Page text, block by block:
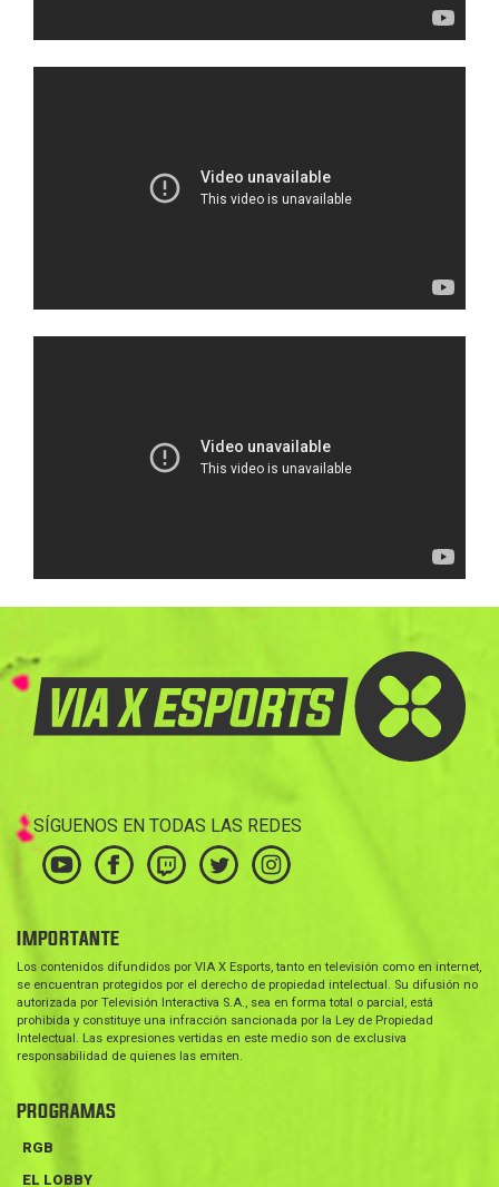
SÍGUENOS EN TODAS LAS REDES
IMPORTANTE
Los contenidos difundidos por VIA X Esports, tanto en televisión como en internet,
se encuentran protegidos por el derecho de propiedad intelectual. Su difusión no
autorizada por Televisión Interactiva S.A., sea en forma total o parcial, está
prohibida y constituye una infracción sancionada por la Ley de Propiedad
Intelectual. Las expresiones vertidas en este medio son de exclusiva
responsabilidad de quienes las emiten.
PROGRAMAS
RGB
EL LOBBY